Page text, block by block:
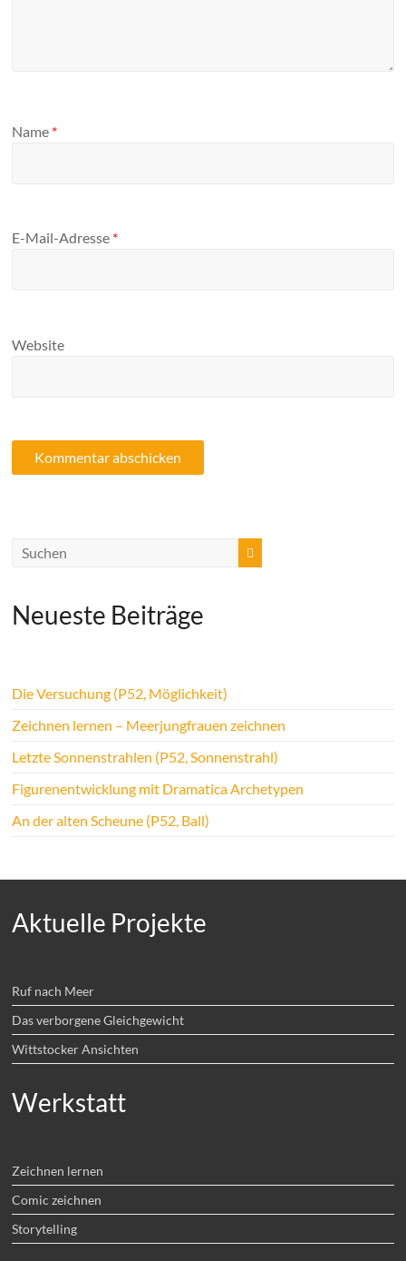
Name *
E-Mail-Adresse *
Website
Neueste Beiträge
Die Versuchung (P52, Möglichkeit)
Zeichnen lernen – Meerjungfrauen zeichnen
Letzte Sonnenstrahlen (P52, Sonnenstrahl)
Figurenentwicklung mit Dramatica Archetypen
An der alten Scheune (P52, Ball)
Aktuelle Projekte
Ruf nach Meer
Das verborgene Gleichgewicht
Wittstocker Ansichten
Werkstatt
Zeichnen lernen
Comic zeichnen
Storytelling